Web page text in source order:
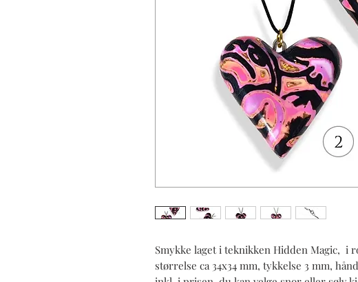
Smykke laget i teknikken Hidden Magic, i
størrelse ca 34x34 mm, tykkelse 3 mm,